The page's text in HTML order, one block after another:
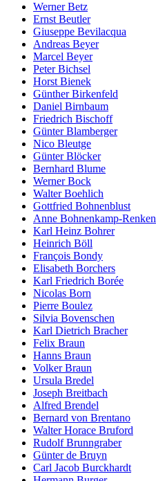
Werner Betz
Ernst Beutler
Giuseppe Bevilacqua
Andreas Beyer
Marcel Beyer
Peter Bichsel
Horst Bienek
Günther Birkenfeld
Daniel Birnbaum
Friedrich Bischoff
Günter Blamberger
Nico Bleutge
Günter Blöcker
Bernhard Blume
Werner Bock
Walter Boehlich
Gottfried Bohnenblust
Anne Bohnenkamp-Renken
Karl Heinz Bohrer
Heinrich Böll
François Bondy
Elisabeth Borchers
Karl Friedrich Borée
Nicolas Born
Pierre Boulez
Silvia Bovenschen
Karl Dietrich Bracher
Felix Braun
Hanns Braun
Volker Braun
Ursula Bredel
Joseph Breitbach
Alfred Brendel
Bernard von Brentano
Walter Horace Bruford
Rudolf Brunngraber
Günter de Bruyn
Carl Jacob Burckhardt